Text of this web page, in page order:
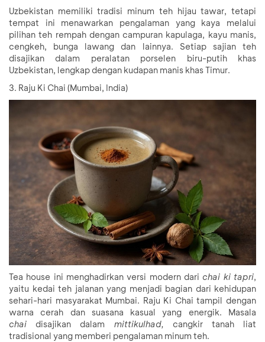
Uzbekistan memiliki tradisi minum teh hijau tawar, tetapi
tempat ini menawarkan pengalaman yang kaya melalui
pilihan teh rempah dengan campuran kapulaga, kayu manis,
cengkeh, bunga lawang dan lainnya. Setiap sajian teh
disajikan dalam peralatan porselen biru-putih khas
Uzbekistan, lengkap dengan kudapan manis khas Timur.
3. Raju Ki Chai (Mumbai, India)
Tea house ini menghadirkan versi modern dari chai ki tapri,
yaitu kedai teh jalanan yang menjadi bagian dari kehidupan
sehari-hari masyarakat Mumbai. Raju Ki Chai tampil dengan
warna cerah dan suasana kasual yang energik. Masala
chai disajikan dalam mittikulhad, cangkir tanah liat
tradisional yang memberi pengalaman minum teh.